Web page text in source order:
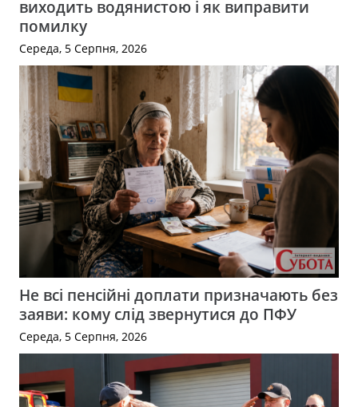
виходить водянистою і як виправити
помилку
Середа, 5 Серпня, 2026
Не всі пенсійні доплати призначають без
заяви: кому слід звернутися до ПФУ
Середа, 5 Серпня, 2026